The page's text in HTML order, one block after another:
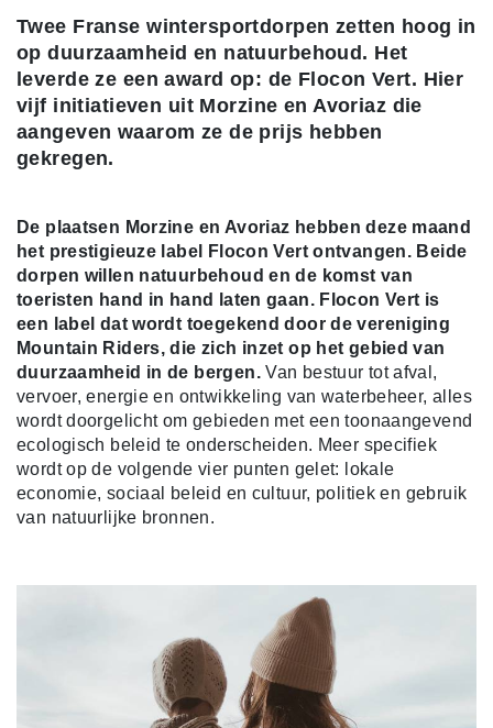
Twee Franse wintersportdorpen zetten hoog in
op duurzaamheid en natuurbehoud. Het
leverde ze een award op: de Flocon Vert. Hier
vijf initiatieven uit Morzine en Avoriaz die
aangeven waarom ze de prijs hebben
gekregen.
De plaatsen Morzine en Avoriaz hebben deze maand
het prestigieuze label Flocon Vert ontvangen. Beide
dorpen willen natuurbehoud en de komst van
toeristen hand in hand laten gaan. Flocon Vert is
een label dat wordt toegekend door de vereniging
Mountain Riders, die zich inzet op het gebied van
duurzaamheid in de bergen.Van bestuur tot afval,
vervoer, energie en ontwikkeling van waterbeheer, alles
wordt doorgelicht om gebieden met een toonaangevend
ecologisch beleid te onderscheiden. Meer specifiek
wordt op de volgende vier punten gelet: lokale
economie, sociaal beleid en cultuur, politiek en gebruik
van natuurlijke bronnen.